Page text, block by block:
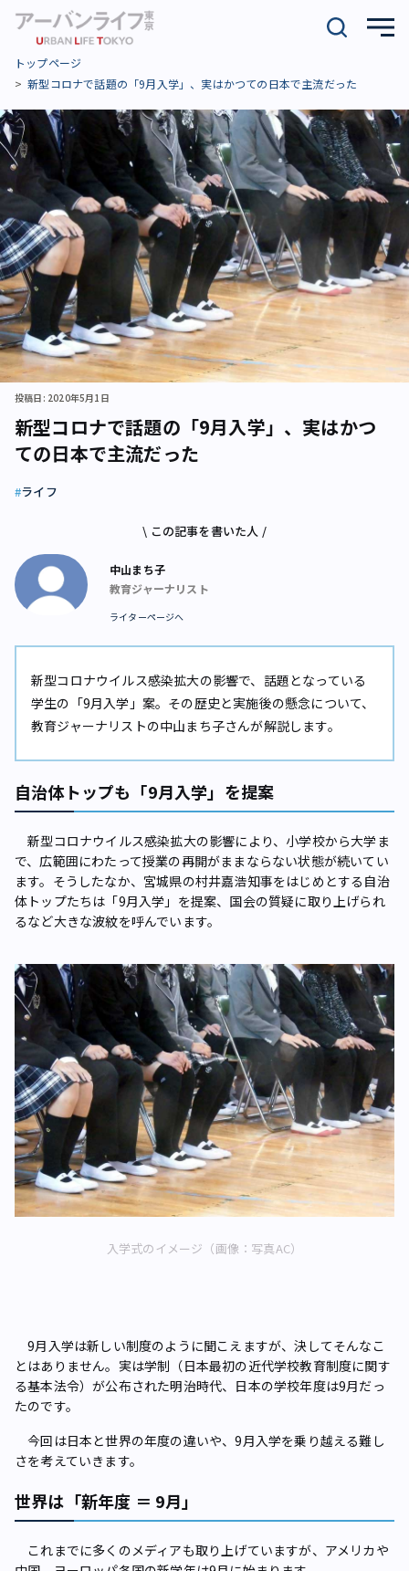
トップページ
新型コロナで話題の「9月入学」、実はかつての日本で主流だった
新型コロナで話題の「9月入学」、実はかつ
ての日本で主流だった
投稿日: 2020年5月1日
ライフ
\ この記事を書いた人 /
中山まち子
教育ジャーナリスト
ライターページへ
新型コロナウイルス感染拡大の影響で、話題となっている
学生の「9月入学」案。その歴史と実施後の懸念について、
教育ジャーナリストの中山まち子さんが解説します。
自治体トップも「9月入学」を提案
新型コロナウイルス感染拡大の影響により、小学校から大学ま
で、広範囲にわたって授業の再開がままならない状態が続いてい
ます。そうしたなか、宮城県の村井嘉浩知事をはじめとする自治
体トップたちは「9月入学」を提案、国会の質疑に取り上げられ
るなど大きな波紋を呼んでいます。
入学式のイメージ（画像：写真AC）
9月入学は新しい制度のように聞こえますが、決してそんなこ
とはありません。実は学制（日本最初の近代学校教育制度に関す
る基本法令）が公布された明治時代、日本の学校年度は9月だっ
たのです。
今回は日本と世界の年度の違いや、9月入学を乗り越える難し
さを考えていきます。
世界は「新年度 ＝ 9月」
これまでに多くのメディアも取り上げていますが、アメリカや